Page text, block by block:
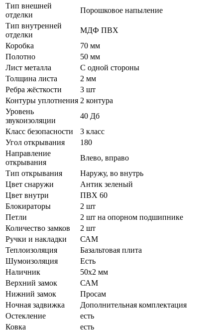
Тип внешней
отделки
Порошковое напыление
Тип внутренней
отделки
МДФ ПВХ
Коробка
70 мм
Полотно
50 мм
Лист металла
С одной стороны
Толщина листа
2 мм
Ребра жёсткости
3 шт
Контуры уплотнения 2 контура
Уровень
звукоизоляции
40 Дб
Класс безопасности
3 класс
Угол открывания
180
Направление
открывания
Влево, вправо
Тип открывания
Наружу, во внутрь
Цвет снаружи
Антик зеленый
Цвет внутри
ПВХ 60
Блокираторы
2 шт
Петли
2 шт на опорном подшипнике
Количество замков
2 шт
Ручки и накладки
САМ
Теплоизоляция
Базальтовая плита
Шумоизоляция
Есть
Наличник
50х2 мм
Верхний замок
САМ
Нижний замок
Просам
Ночная задвижка
Дополнительная комплектация
Остекление
есть
Ковка
есть